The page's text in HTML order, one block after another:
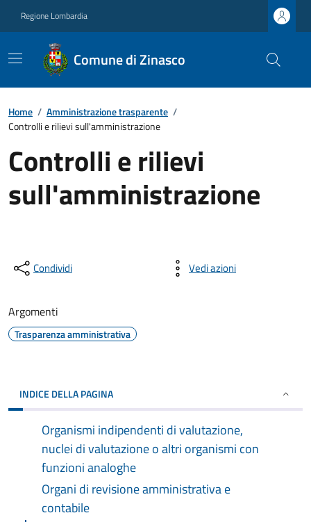
Regione Lombardia
Comune di Zinasco
Home / Amministrazione trasparente /
Controlli e rilievi sull'amministrazione
Controlli e rilievi
sull'amministrazione
Condividi Vedi azioni
Argomenti
Trasparenza amministrativa
INDICE DELLA PAGINA
Organismi indipendenti di valutazione,
nuclei di valutazione o altri organismi con
funzioni analoghe
Organi di revisione amministrativa e
contabile